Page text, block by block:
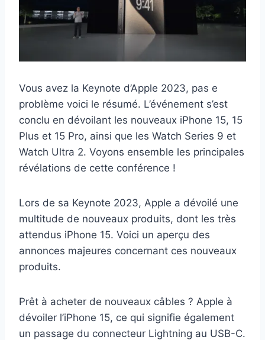
Vous avez la Keynote d’Apple 2023, pas e
problème voici le résumé. L’événement s’est
conclu en dévoilant les nouveaux iPhone 15, 15
Plus et 15 Pro, ainsi que les Watch Series 9 et
Watch Ultra 2. Voyons ensemble les principales
révélations de cette conférence !
Lors de sa Keynote 2023, Apple a dévoilé une
multitude de nouveaux produits, dont les très
attendus iPhone 15. Voici un aperçu des
annonces majeures concernant ces nouveaux
produits.
Prêt à acheter de nouveaux câbles ? Apple à
dévoiler l’iPhone 15, ce qui signifie également
un passage du connecteur Lightning au USB-C.